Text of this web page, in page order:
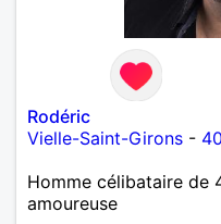
Rodéric
Vielle-Saint-Girons -
Homme célibataire de
amoureuse